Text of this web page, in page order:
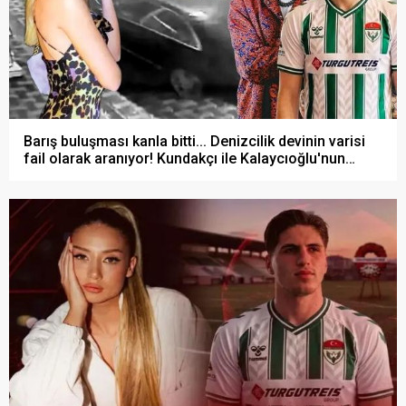
Barış buluşması kanla bitti... Denizcilik devinin varisi
fail olarak aranıyor! Kundakçı ile Kalaycıoğlu'nun